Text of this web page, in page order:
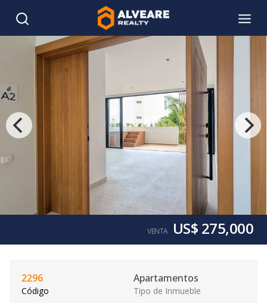
VENTA US$ 275,000
2296
Código
Apartamentos
Tipo de Inmueble